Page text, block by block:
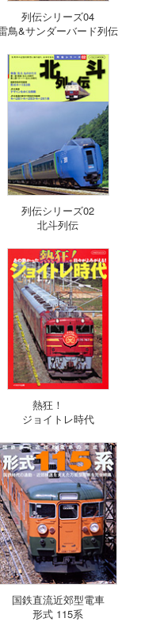
列伝シリーズ04
鳥&サンダーバード列伝
列伝シリーズ02
北斗列伝
熱狂！
ジョイトレ時代
国鉄直流近郊型電車
形式 115系